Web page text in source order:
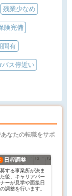
残業少なめ
険完備
間有
バス停近い
なたの転職をサポ
日程調整
する事業所が決ま
後、キャリアパー
ナーが見学や面接日
調整を行います。